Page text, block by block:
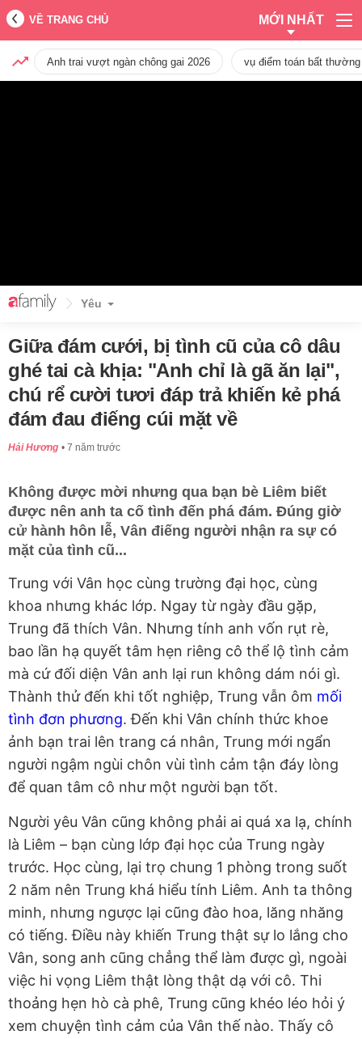
VỀ TRANG CHỦ MỚI NHẤT
Anh trai vượt ngàn chông gai 2026 vụ điểm toán bất
Yêu
Giữa đám cưới, bị tình cũ của cô dâu
ghé tai cà khịa: "Anh chỉ là gã ăn lại",
chú rể cười tươi đáp trả khiến kẻ phá
đám đau điếng cúi mặt về
Hải Hương 7 năm trước
Không được mời nhưng qua bạn bè Liêm biết
được nên anh ta cố tình đến phá đám. Đúng giờ
cử hành hôn lễ, Vân điếng người nhận ra sự có
mặt của tình cũ...
Trung với Vân học cùng trường đại học, cùng
khoa nhưng khác lớp. Ngay từ ngày đầu gặp,
Trung đã thích Vân. Nhưng tính anh vốn rụt rè,
bao lần hạ quyết tâm hẹn riêng cô thể lộ tình cảm
mà cứ đối diện Vân anh lại run không dám nói gì.
Thành thử đến khi tốt nghiệp, Trung vẫn ôm mối
tình đơn phương. Đến khi Vân chính thức khoe
ảnh bạn trai lên trang cá nhân, Trung mới ngẩn
người ngậm ngùi chôn vùi tình cảm tận đáy lòng
để quan tâm cô như một người bạn tốt.
Người yêu Vân cũng không phải ai quá xa lạ, chính
là Liêm – bạn cùng lớp đại học của Trung ngày
trước. Học cùng, lại trọ chung 1 phòng trong suốt
2 năm nên Trung khá hiểu tính Liêm. Anh ta thông
minh, nhưng ngược lại cũng đào hoa, lăng nhăng
có tiếng. Điều này khiến Trung thật sự lo lắng cho
Vân, song anh cũng chẳng thể làm được gì, ngoài
việc hi vọng Liêm thật lòng thật dạ với cô. Thi
thoảng hẹn hò cà phê, Trung cũng khéo léo hỏi ý
xem chuyện tình cảm của Vân thế nào. Thấy cô